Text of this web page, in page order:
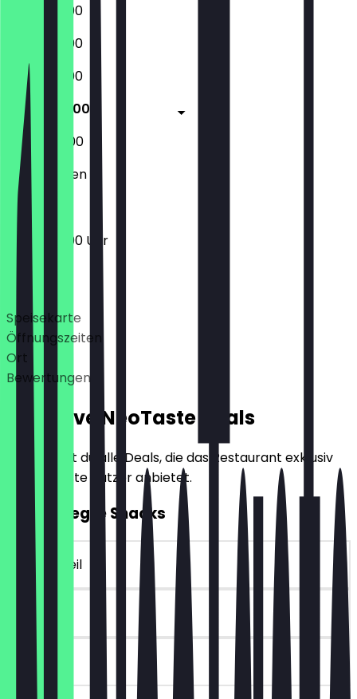
06:30 - 19:00
06:30 - 19:00
06:30 - 19:00
06:30 - 19:00
06:30 - 18:00
Geschlossen
06:30 - 19:00 Uhr
Deals
Speisekarte
Öffnungszeiten
Ort
Bewertungen
Exklusive NeoTaste Deals
Hier findest du alle Deals, die das Restaurant exklusiv
für NeoTaste Nutzer anbietet.
2für1 Belegte Snacks
~€ 4 Vorteil
30 Tage
vor Ort